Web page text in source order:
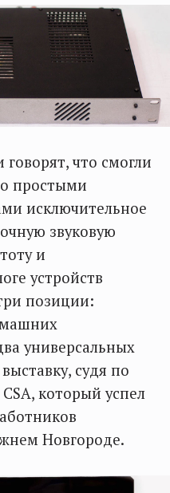
что смогли
простыми
исключительное
звуковую
и
устройств
позиции:
универсальных
судя по
который успел
Новгороде.